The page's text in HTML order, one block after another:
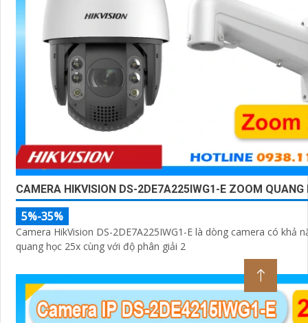
CAMERA HIKVISION DS-2DE7A225IWG1-E ZOOM QUANG
5%-35%
Camera HikVision DS-2DE7A225IWG1-E là dòng camera có khả
quang học 25x cùng với độ phân giải 2